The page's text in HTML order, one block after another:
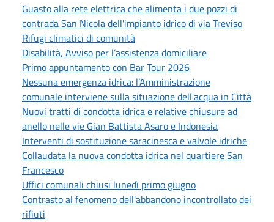
Guasto alla rete elettrica che alimenta i due pozzi di
contrada San Nicola dell'impianto idrico di via Treviso
Rifugi climatici di comunità
Disabilità, Avviso per l’assistenza domiciliare
Primo appuntamento con Bar Tour 2026
Nessuna emergenza idrica: l’Amministrazione
comunale interviene sulla situazione dell'acqua in Città
Nuovi tratti di condotta idrica e relative chiusure ad
anello nelle vie Gian Battista Asaro e Indonesia
Interventi di sostituzione saracinesca e valvole idriche
Collaudata la nuova condotta idrica nel quartiere San
Francesco
Uffici comunali chiusi lunedì primo giugno
Contrasto al fenomeno dell'abbandono incontrollato dei
rifiuti